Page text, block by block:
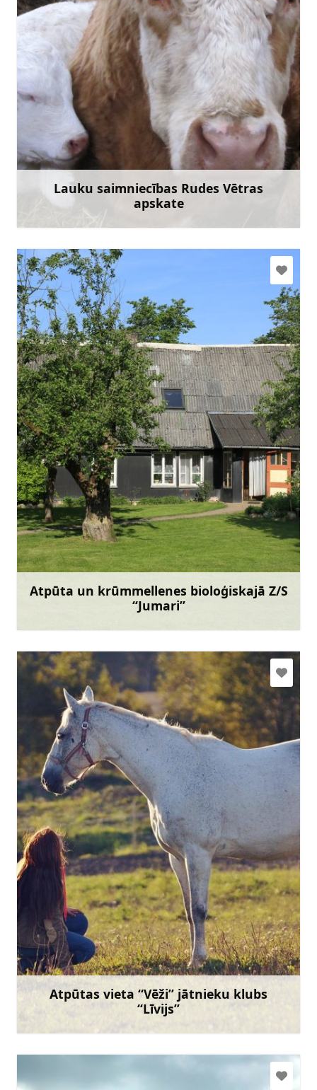
Lauku saimniecības Rudes Vētras
apskate
rudesvetras@inbox.lv
+371 29134608
Atpūta un krūmmellenes bioloģiskajā Z/S
“Jumari”
zsjumari@gmail.com
+371 29469425
Atpūtas vieta “Vēži” jātnieku klubs
“Līvijs”
andaszirgi@inbox.lv
+371 26339169
Doties